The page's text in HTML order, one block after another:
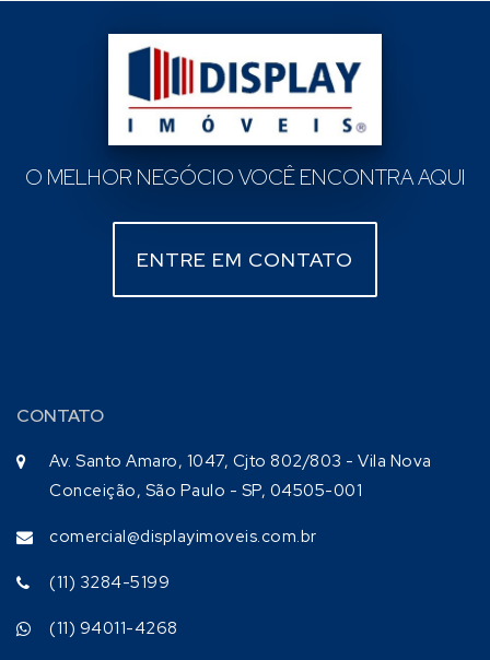
O MELHOR NEGÓCIO VOCÊ ENCONTRA AQUI
ENTRE EM CONTATO
CONTATO
Av. Santo Amaro, 1047, Cjto 802/803 - Vila Nova
Conceição, São Paulo - SP, 04505-001
comercial@displayimoveis.com.br
(11) 3284-5199
(11) 94011-4268